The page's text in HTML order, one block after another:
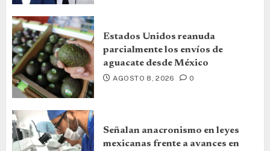
Estados Unidos reanuda
parcialmente los envíos de
aguacate desde México
AGOSTO 8, 2026 0
Señalan anacronismo en leyes
mexicanas frente a avances en